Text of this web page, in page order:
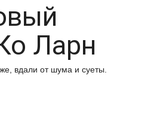
Ларн
вдали от шума и суеты.